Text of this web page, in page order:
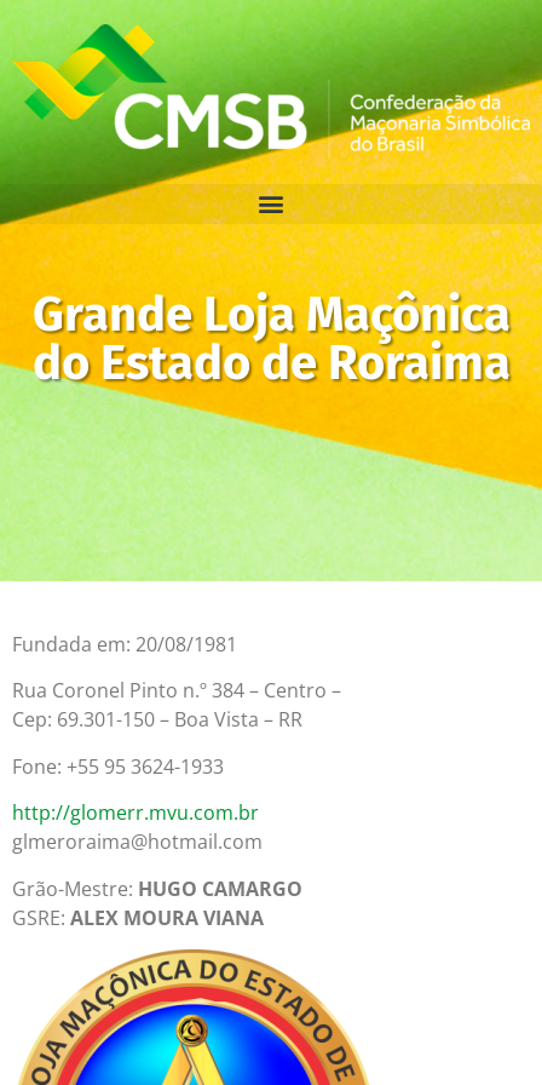
Grande Loja Maçônica
do Estado de Roraima
Fundada em: 20/08/1981
Rua Coronel Pinto n.º 384 – Centro –
Cep: 69.301-150 – Boa Vista – RR
Fone: +55 95 3624-1933
http://glomerr.mvu.com.br
glmeroraima@hotmail.com
Grão-Mestre: HUGO CAMARGO
GSRE: ALEX MOURA VIANA